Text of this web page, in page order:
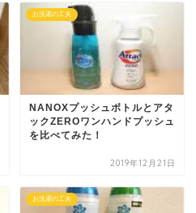
お洗濯の工夫
NANOXプッシュボトルとアタ
ックZEROワンハンドプッシュ
を比べてみた！
2019年12月21日
お洗濯の工夫